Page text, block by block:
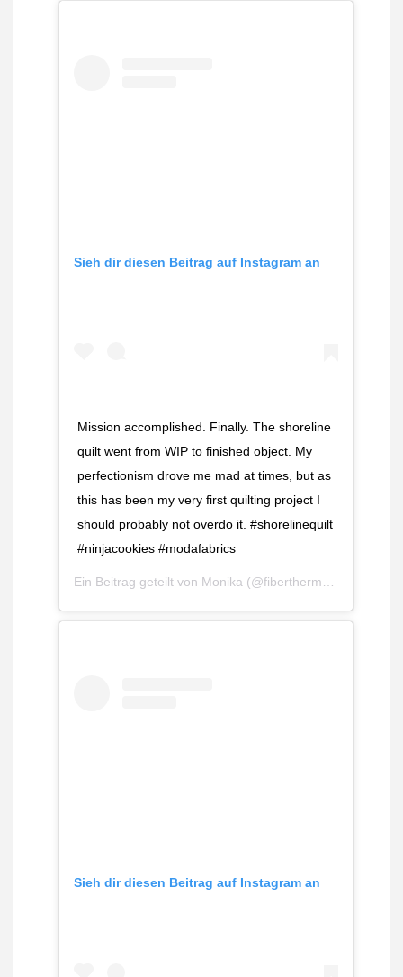
Sieh dir diesen Beitrag auf Instagram an
Mission accomplished. Finally. The shoreline
quilt went from WIP to finished object. My
perfectionism drove me mad at times, but as
this has been my very first quilting project I
should probably not overdo it. #shorelinequilt
#ninjacookies #modafabrics
Ein Beitrag geteilt von Monika (@fiberthermometer) am
Sieh dir diesen Beitrag auf Instagram an